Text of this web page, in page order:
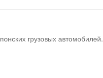
грузовых автомобилей.